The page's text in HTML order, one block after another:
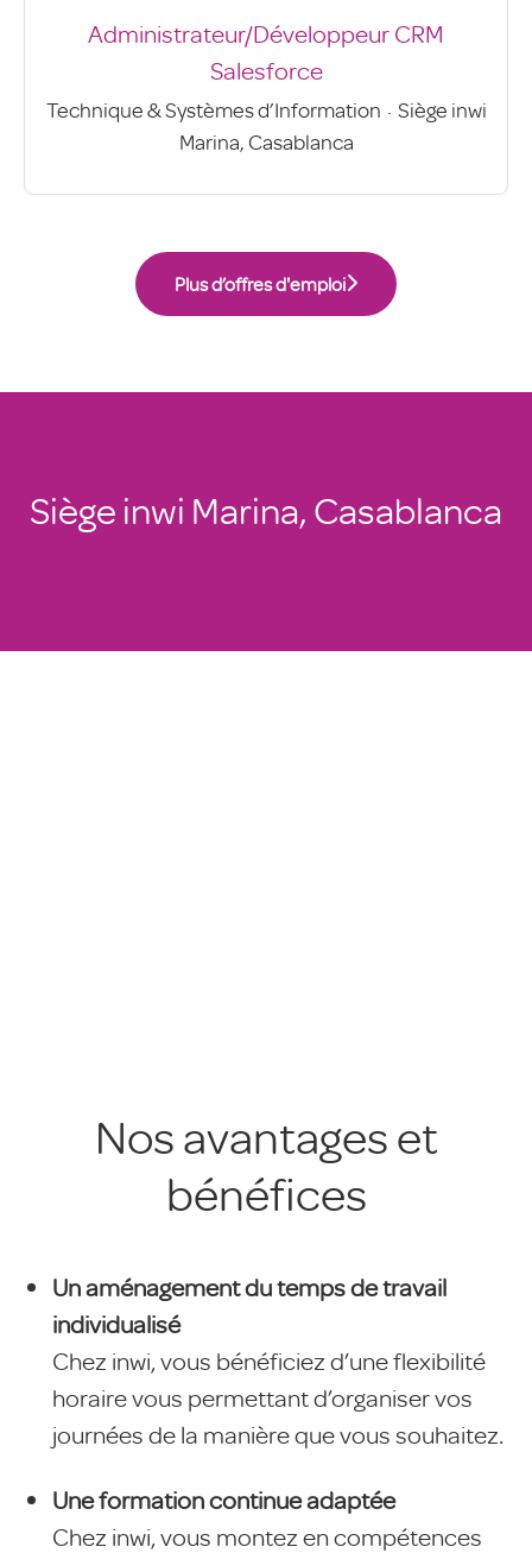
Administrateur/Développeur CRM
Salesforce
Technique & Systèmes d’Information · Siège inwi
Marina, Casablanca
Plus d’offres d'emploi
Siège inwi Marina, Casablanca
Nos avantages et
bénéfices
Un aménagement du temps de travail
individualisé
Chez inwi, vous bénéficiez d’une flexibilité
horaire vous permettant d’organiser vos
journées de la manière que vous souhaitez.
Une formation continue adaptée
Chez inwi, vous montez en compétences